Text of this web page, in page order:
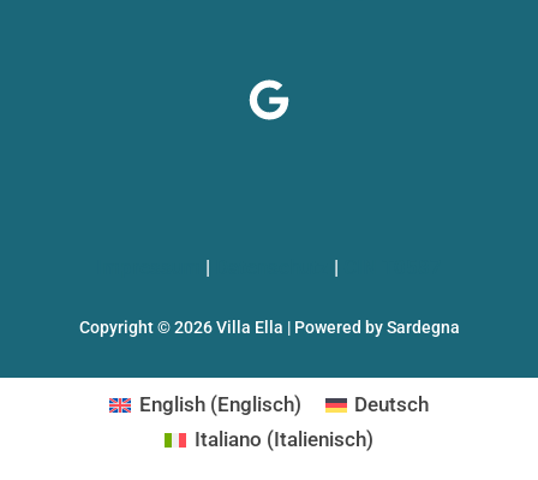
| |
Copyright © 2026 Villa Ella | Powered by Sardegna
English(Englisch)
Deutsch
Italiano (Italienisch)